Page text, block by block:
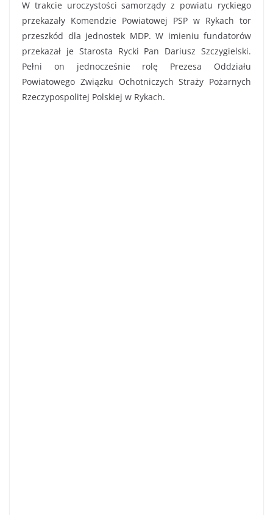
W trakcie uroczystości samorządy z powiatu ryckiego
przekazały Komendzie Powiatowej PSP w Rykach tor
przeszkód dla jednostek MDP. W imieniu fundatorów
przekazał je Starosta Rycki Pan Dariusz Szczygielski.
Pełni on jednocześnie rolę Prezesa Oddziału
Powiatowego Związku Ochotniczych Straży Pożarnych
Rzeczypospolitej Polskiej w Rykach.